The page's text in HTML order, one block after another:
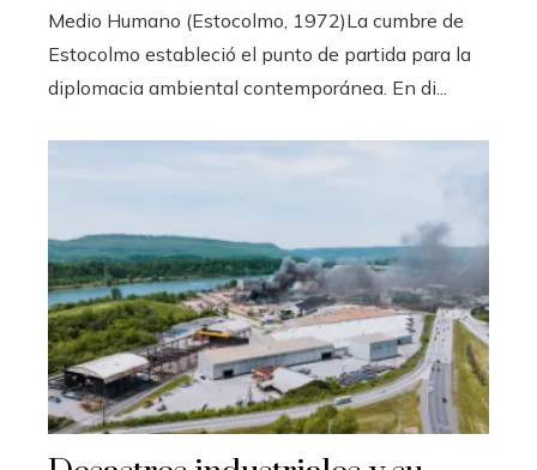
Medio Humano (Estocolmo, 1972)La cumbre de
Estocolmo estableció el punto de partida para la
diplomacia ambiental contemporánea. En di...